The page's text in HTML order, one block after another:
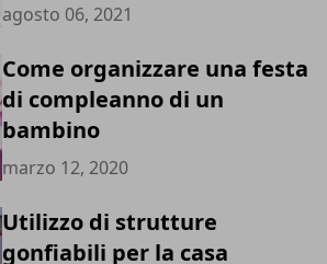
agosto 06, 2021
Come organizzare una festa
di compleanno di un
bambino
marzo 12, 2020
Utilizzo di strutture
gonfiabili per la casa